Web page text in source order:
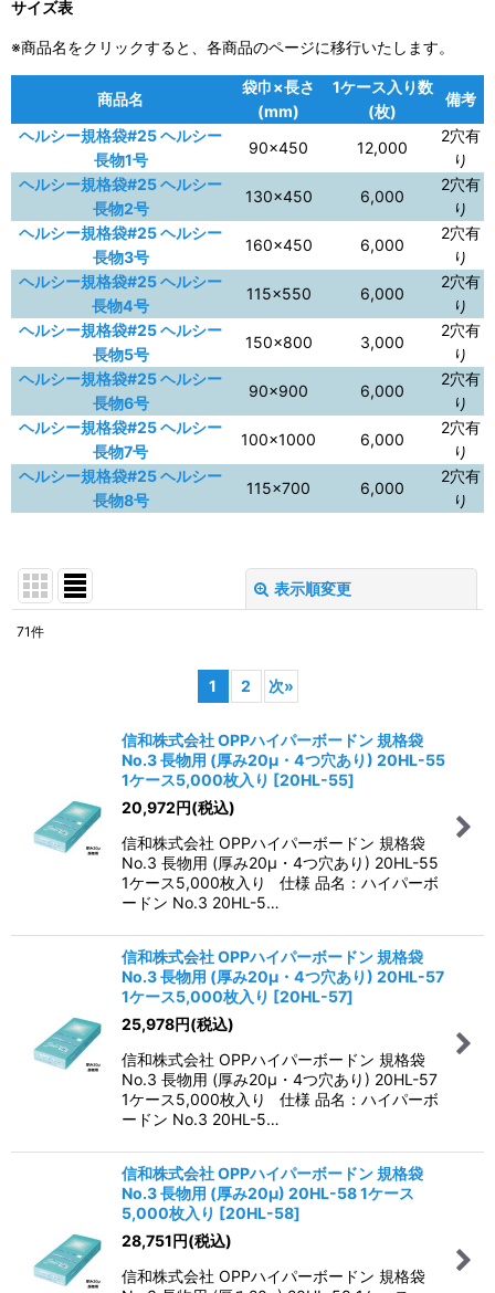
サイズ表
※商品名をクリックすると、各商品のページに移行いたします。
商品名
袋巾×長さ
(mm)
1ケース入り数
(枚)
備考
ヘルシー規格袋#25 ヘルシー
長物1号
90×450 12,000
2穴有
り
ヘルシー規格袋#25 ヘルシー
長物2号
130×450 6,000
2穴有
り
ヘルシー規格袋#25 ヘルシー
長物3号
160×450 6,000
2穴有
り
ヘルシー規格袋#25 ヘルシー
長物4号
115×550 6,000
2穴有
り
ヘルシー規格袋#25 ヘルシー
長物5号
150×800 3,000
2穴有
り
ヘルシー規格袋#25 ヘルシー
長物6号
90×900 6,000
2穴有
り
ヘルシー規格袋#25 ヘルシー
長物7号
100×1000 6,000
2穴有
り
ヘルシー規格袋#25 ヘルシー
長物8号
115×700 6,000
2穴有
り
表示順変更
絞り込む
71件
1 2 次»
信和株式会社 OPPハイパーボードン 規格袋
No.3 長物用 (厚み20μ・4つ穴あり) 20HL-55
1ケース5,000枚入り [20HL-55]
20,972円(税込)
信和株式会社 OPPハイパーボードン 規格袋
No.3 長物用 (厚み20μ・4つ穴あり) 20HL-55
1ケース5,000枚入り 仕様 品名：ハイパーボ
ードン No.3 20HL-5…
信和株式会社 OPPハイパーボードン 規格袋
No.3 長物用 (厚み20μ・4つ穴あり) 20HL-57
1ケース5,000枚入り [20HL-57]
25,978円(税込)
信和株式会社 OPPハイパーボードン 規格袋
No.3 長物用 (厚み20μ・4つ穴あり) 20HL-57
1ケース5,000枚入り 仕様 品名：ハイパーボ
ードン No.3 20HL-5…
信和株式会社 OPPハイパーボードン 規格袋
No.3 長物用 (厚み20μ) 20HL-58 1ケース
5,000枚入り [20HL-58]
28,751円(税込)
信和株式会社 OPPハイパーボードン 規格袋